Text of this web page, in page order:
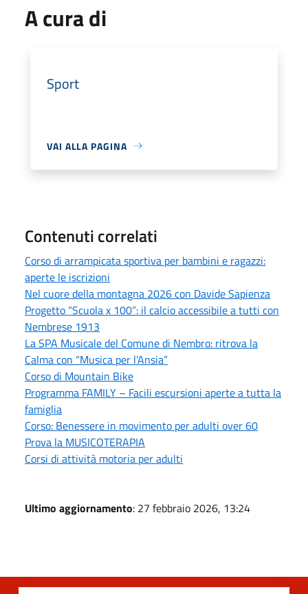
A cura di
Sport
VAI ALLA PAGINA
Contenuti correlati
Corso di arrampicata sportiva per bambini e ragazzi:
aperte le iscrizioni
Nel cuore della montagna 2026 con Davide Sapienza
Progetto “Scuola x 100”: il calcio accessibile a tutti con
Nembrese 1913
La SPA Musicale del Comune di Nembro: ritrova la
Calma con “Musica per l’Ansia”
Corso di Mountain Bike
Programma FAMILY – Facili escursioni aperte a tutta la
famiglia
Corso: Benessere in movimento per adulti over 60
Prova la MUSICOTERAPIA
Corsi di attività motoria per adulti
Ultimo aggiornamento: 27 febbraio 2026, 13:24